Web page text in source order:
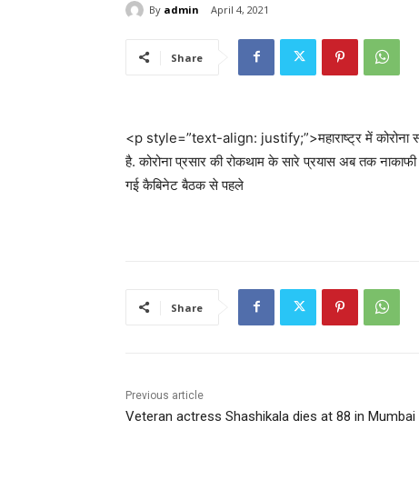
By admin April 4, 2021
Share
<p style=”text-align: justify;”>महाराष्ट्र में कोरोना
है. कोरोना प्रसार की रोकथाम के सारे प्रयास अब तक
गई कैबिनेट बैठक से पहले
Share
Previous article
Veteran actress Shashikala dies at 88 in Mumbai